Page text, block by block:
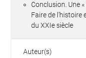
Conclusion. Une
Faire de
du XXIe siècle
Auteur(s)